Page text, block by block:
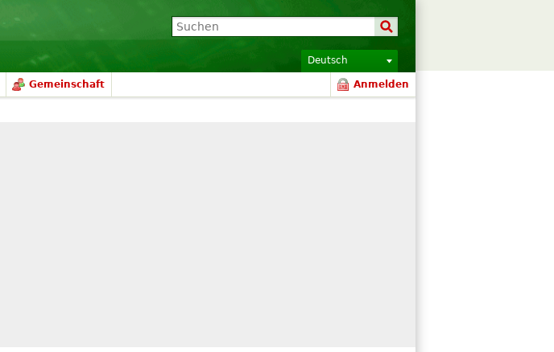
Deutsch
Gemeinschaft Anmelden